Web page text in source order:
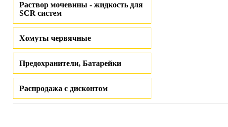
Раствор мочевины - жидкость для
SCR систем
Хомуты червячные
Предохранители, Батарейки
Распродажа с дисконтом